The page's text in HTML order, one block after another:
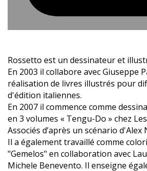
Rossetto est un dessinateur et
En 2003 il collabore avec Giuseppe
réalisation de livres illustrés pour
d'édition italiennes.
En 2007 il commence comme
en 3 volumes « Tengu-Do » chez
Associés d’après un scénario d'Alex
Il a également travaillé comme
"Gemelos" en collaboration avec
Michele Benevento. Il enseigne